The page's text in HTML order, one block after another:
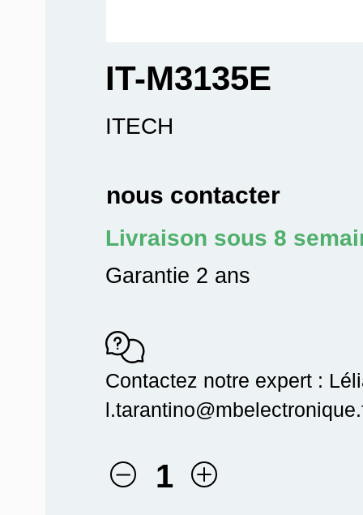
IT-M3135E
ITECH
nous contacter
Livraison sous 8
Garantie 2 ans
Contactez notre expert :
1